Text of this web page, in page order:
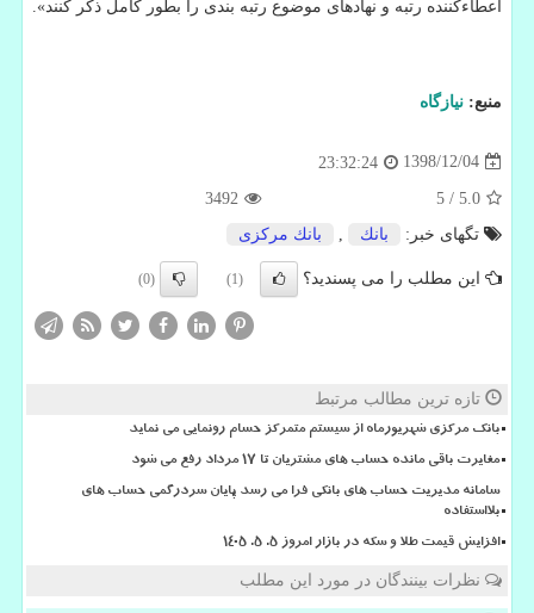
اعطاءكننده رتبه و نهادهای موضوع رتبه بندی را بطور كامل ذكر كنند».
منبع: نیازگاه
1398/12/04
23:32:24
5.0
/
5
3492
تگهای خبر:
بانك بانك مركزی
این مطلب را می پسندید؟ (1)
(0)
تازه ترین مطالب مرتبط
بانک مرکزی شهریورماه از سیستم متمرکز حسام رونمایی می نماید
مغایرت باقی مانده حساب های مشتریان تا 17 مرداد رفع می شود
سامانه مدیریت حساب های بانکی فرا می رسد پایان سردرگمی حساب های
بلااستفاده
افزایش قیمت طلا و سکه در بازار امروز ۵. ۵. ۱۴۰۵
نظرات بینندگان در مورد این مطلب